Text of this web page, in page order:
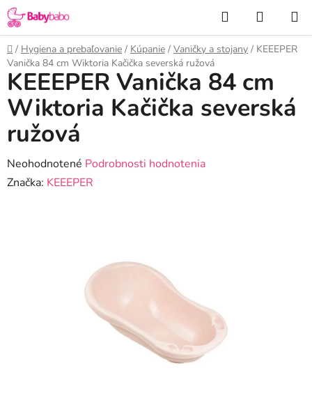
Prejsť
na
obsah
Hľadať
KOŠÍK
Domov
/ Hygiena a prebaľovanie / Kúpanie / Vaničky a stojany / KEEEPER
Vanička 84 cm Wiktoria Kačička severská ružová
KEEEPER Vanička 84 cm
Wiktoria Kačička severská
ružová
Priemerné
hodnotenie
Neohodnotené Podrobnosti hodnotenia
Značka: KEEEPER